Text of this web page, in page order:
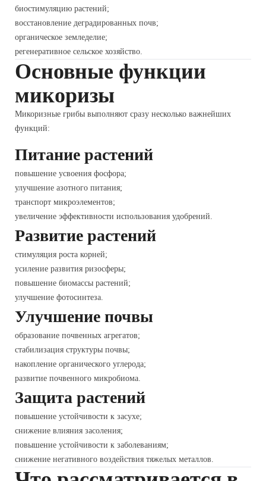
биостимуляцию растений;
восстановление деградированных почв;
органическое земледелие;
регенеративное сельское хозяйство.
Основные функции
микоризы
Микоризные грибы выполняют сразу несколько важнейших
функций:
Питание растений
повышение усвоения фосфора;
улучшение азотного питания;
транспорт микроэлементов;
увеличение эффективности использования удобрений.
Развитие растений
стимуляция роста корней;
усиление развития ризосферы;
повышение биомассы растений;
улучшение фотосинтеза.
Улучшение почвы
образование почвенных агрегатов;
стабилизация структуры почвы;
накопление органического углерода;
развитие почвенного микробиома.
Защита растений
повышение устойчивости к засухе;
снижение влияния засоления;
повышение устойчивости к заболеваниям;
снижение негативного воздействия тяжелых металлов.